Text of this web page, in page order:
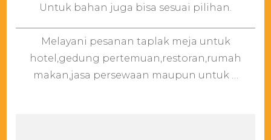
Dengan
pilihan
Model
Dan
Bahan
Taplak
Untuk bahan juga bisa sesuai pilihan.
Melayani pesanan taplak meja untuk
hotel,gedung pertemuan,restoran,rumah
makan,jasa persewaan maupun untuk …